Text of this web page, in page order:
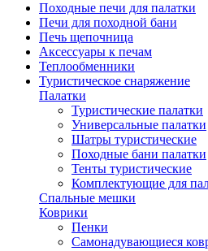
Походные печи для палатки
Печи для походной бани
Печь щепочница
Аксессуары к печам
Теплообменники
Туристическое снаряжение
Палатки
Туристические палатки
Универсальные палатки
Шатры туристические
Походные бани палатки
Тенты туристические
Комплектующие для
Спальные мешки
Коврики
Пенки
Самонадувающиеся